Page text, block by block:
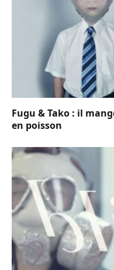
Fugu & Tako : il
en poisson